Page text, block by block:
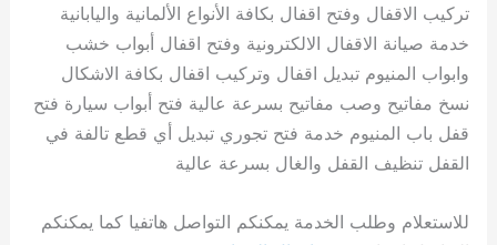
تركيب الاقفال وفتح اقفال بكافة الأنواع الألمانية واليابانية
خدمة صيانة الاقفال الالكترونية وفتح اقفال أبواب خشب
وابواب المنيوم تبديل اقفال وتركيب اقفال بكافة الاشكال
نسخ مفاتيح وصب مفاتيح بسرعة عالية فتح أبواب سيارة فتح
قفل باب المنيوم خدمة فتح تجوري تبديل أي قطع تالفة في
القفل تنظيف القفل والغال بسرعة عالية
للاستعلام وطلب الخدمة يمكنكم التواصل هاتفيا كما يمكنكم